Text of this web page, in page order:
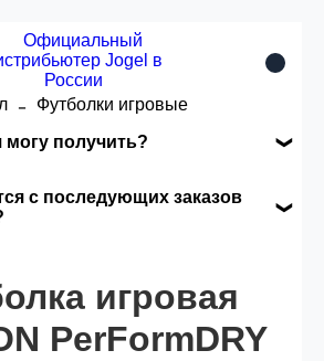
Футболки игровые
могу получить?
сумма заказа считается по
розничной цене
с последующих заказов
в корзине вашего
заказа.игровая
PerFormDRY